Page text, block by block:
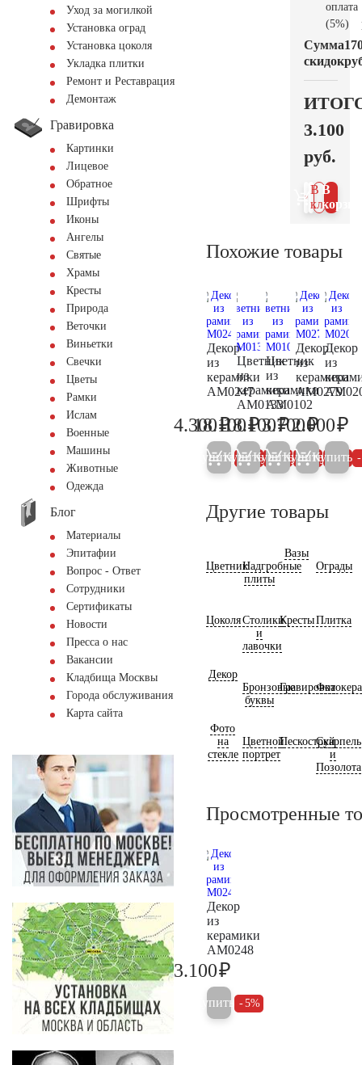
Уход за могилкой
Установка оград
Установка цоколя
Укладка плитки
Ремонт и Реставрация
Демонтаж
Гравировка
Картинки
Лицевое
Обратное
Шрифты
Иконы
Ангелы
Святые
Храмы
Кресты
Природа
Веточки
Виньетки
Свечки
Цветы
Рамки
Ислам
Военные
Машины
Животные
Одежда
Блог
Материалы
Эпитафии
Вопрос - Ответ
Сотрудники
Сертификаты
Новости
Пресса о нас
Вакансии
Кладбища Москвы
Города обслуживания
Карта сайта
оплата
(5%)
Сумма
скидок
3.100
руб.
В
В 1
клик
Похожие товары
Декор
из
керамики
AM0247
4.500
4.300₽
Купить 5%
Цветник
из
керамики
AM0133
19.000
18.100₽
Купить 5%
Цветник
из
керамики
AM0102
19.000
18.100₽
Купить 5%
Декор
из
керамики
AM0279
3.900
3.700₽
Купить 5%
Декор
из
2.000₽
Купить
Другие товары
ЦветникНадгробные
плиты
Вазы
Ограды
ЦоколяСтолики
и
лавочки
КрестыПлитка
Декор
Бронзовые
буквы
Гравировка
Фото
на
стекле
Цветной
портрет
ПескоструйСкарпель
и
Позолота
Просмотренные
Декор
из
керамики
AM0248
3.100₽
Купить 5%